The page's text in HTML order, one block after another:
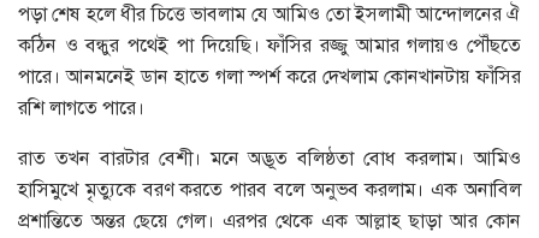
পড়া শেষ হলে ধীর চিত্তে ভাবলাম যে আমিও তো ইসলামী আন্দোলনের ঐ
কঠিন ও বন্ধুর পথেই পা দিয়েছি। ফাঁসির রজ্জু আমার গলায়ও পৌঁছতে
পারে। আনমনেই ডান হাতে গলা স্পর্শ করে দেখলাম কোনখানটায় ফাঁসির
রশি লাগতে পারে।
রাত তখন বারটার বেশী। মনে অদ্ভূত বলিষ্ঠতা বোধ করলাম। আমিও
হাসিমুখে মৃত্যুকে বরণ করতে পারব বলে অনুভব করলাম। এক অনাবিল
প্রশান্তিতে অন্তর ছেয়ে গেল। এরপর থেকে এক আল্লাহ ছাড়া আর কোন